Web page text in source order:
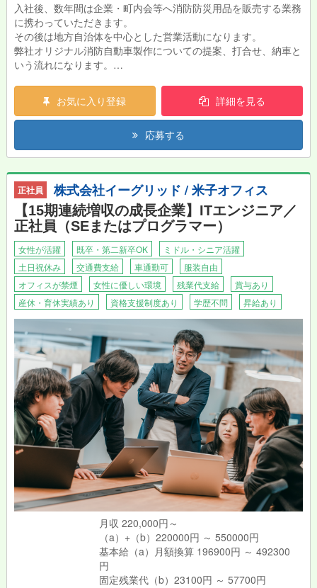
入社後、数年間は企業・町内会等へ消防防災用品を販売する業務
に携わっていただきます。
その後は地方自治体を中心とした営業活動になります。
弊社オリジナル消防自動車製作についての提案、打合せ、納車と
いう流れになります。
※見積り、提案、受注、納車まで、部署全体でフォローしながら
業務を進めますので、未経験者でも大丈夫です。
お気に入り登録 詳細を見る
応募する
正社員 株式会社イーグリッド / 米子オフィス
【15期連続増収の成長企業】ITエンジニア／
正社員（SEまたはプログラマー）
女性が活躍 既卒・第二新卒OK
ミドル・シニア活躍
土日祝休み
交通費支給 車通勤可
服装自由
オフィスが禁煙
女性に優しい環境 残業代支給
賞与あり
産休・育休実績あり
資格支援制度あり 学歴不問 昇給あり
月収 220,000円～
（a）+（b）220000円 ～ 550000円
基本給（a）月額換算 196900円 ～ 492300
円
固定残業代（b）23100円 ～ 57700円